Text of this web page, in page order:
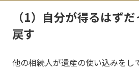
（1）自分が得るはず
戻す
他の相続人が遺産の使い込みをし